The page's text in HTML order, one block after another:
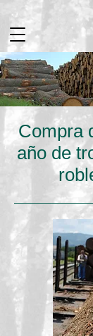
Compra
año de